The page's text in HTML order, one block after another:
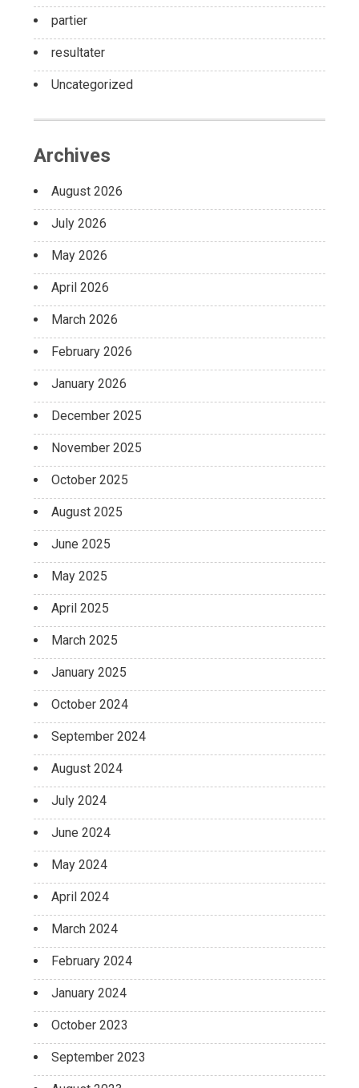
partier
resultater
Uncategorized
Archives
August 2026
July 2026
May 2026
April 2026
March 2026
February 2026
January 2026
December 2025
November 2025
October 2025
August 2025
June 2025
May 2025
April 2025
March 2025
January 2025
October 2024
September 2024
August 2024
July 2024
June 2024
May 2024
April 2024
March 2024
February 2024
January 2024
October 2023
September 2023